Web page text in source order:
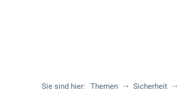
Sie sind hier: Themen Sicherheit